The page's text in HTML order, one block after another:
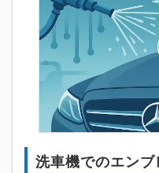
洗車機でのエン